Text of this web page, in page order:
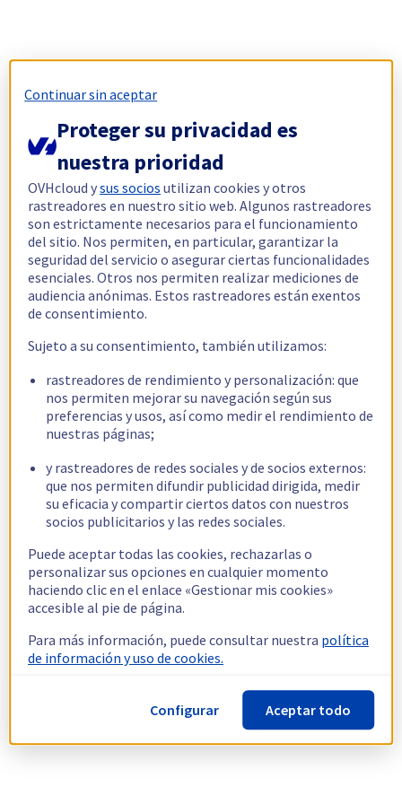
Continuar sin aceptar
Proteger su privacidad es
nuestra prioridad
OVHcloud ysus socios utilizan cookies y otros
rastreadores en nuestro sitio web. Algunos rastreadores
son estrictamente necesarios para el funcionamiento
del sitio. Nos permiten, en particular, garantizar la
seguridad del servicio o asegurar ciertas funcionalidades
esenciales. Otros nos permiten realizar mediciones de
audiencia anónimas. Estos rastreadores están exentos
de consentimiento.
Sujeto a su consentimiento, también utilizamos:
rastreadores de rendimiento y personalización: que
nos permiten mejorar su navegación según sus
preferencias y usos, así como medir el rendimiento de
nuestras páginas;
y rastreadores de redes sociales y de socios externos:
que nos permiten difundir publicidad dirigida, medir
su eficacia y compartir ciertos datos con nuestros
socios publicitarios y las redes sociales.
Puede aceptar todas las cookies, rechazarlas o
personalizar sus opciones en cualquier momento
haciendo clic en el enlace «Gestionar mis cookies»
accesible al pie de página.
Para más información, puede consultar nuestra política
de información y uso de cookies.
Configurar Aceptar todo